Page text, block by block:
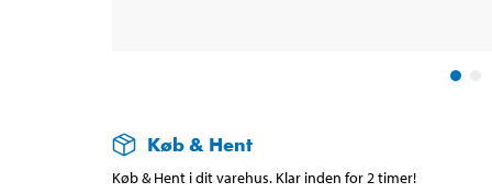
Køb & Hent
Køb & Hent i dit varehus. Klar inden for 2 timer!